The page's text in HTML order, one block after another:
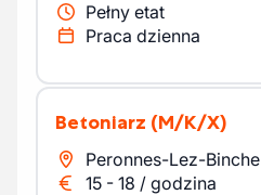
Pełny etat
Praca dzienna
Betoniarz (M/K/X)
Peronnes-Lez-Binche
15 - 18 / godzina